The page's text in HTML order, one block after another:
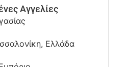
Αγγελίες
Ελλάδα